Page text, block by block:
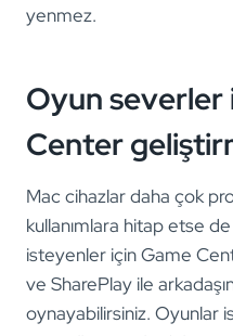
yenmez.
Oyun severler
Center
Mac cihazlar daha çok
kullanımlara hitap etse
isteyenler için Game
ve SharePlay ile
oynayabilirsiniz. Oyunlar